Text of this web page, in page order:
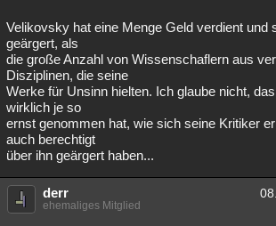
Velikovsky hat eine Menge Geld verdient und
geärgert, als
die große Anzahl von Wissenschaflern aus
Disziplinen, die seine
Werke für Unsinn hielten. Ich glaube nicht,
wirklich je so
ernst genommen hat, wie sich seine Kritiker
auch berechtigt
über ihn geärgert haben...
derr
ehemaliges Mitglied